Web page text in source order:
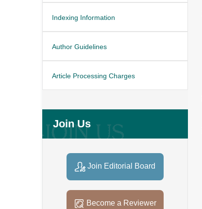
Indexing Information
Author Guidelines
Article Processing Charges
Join Us
Join Editorial Board
Become a Reviewer